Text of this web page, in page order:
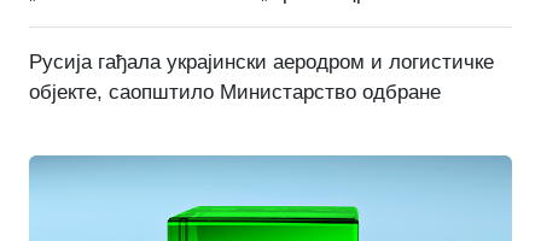
Русија гађала украјински аеродром и логистичке
објекте, саопштило Министарство одбране